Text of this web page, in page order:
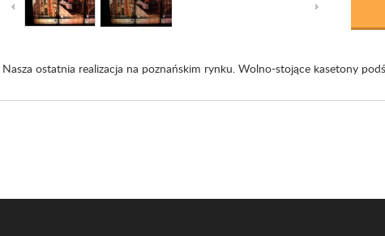
Nasza ostatnia realizacja na poznańskim rynku. Wolno-stojące kasetony